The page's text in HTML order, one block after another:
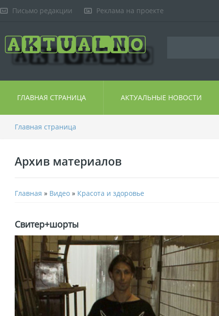
Письмо редакции Реклама на проекте
ГЛАВНАЯ СТРАНИЦА АКТУАЛЬНЫЕ НОВОСТИ
Главная страница
Архив материалов
Главная » Видео » Красота и здоровье
Свитер+шорты